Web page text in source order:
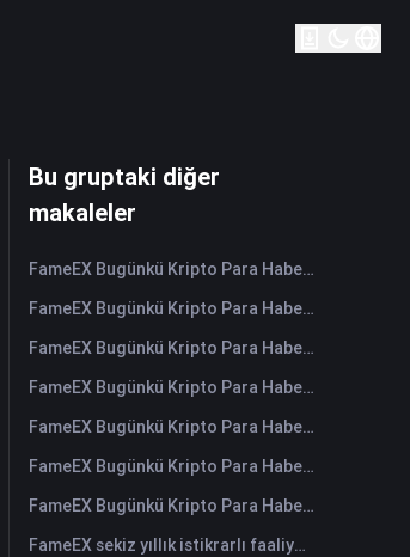
Bu gruptaki diğer
makaleler
FameEX Bugünkü Kripto Para Haberleri Özeti | 6 Ağustos 2026
FameEX Bugünkü Kripto Para Haberleri Özeti | 5 Ağustos 2026
FameEX Bugünkü Kripto Para Haberleri Özeti | 4 Ağustos 2026
FameEX Bugünkü Kripto Para Haberleri Özeti | 3 Ağustos 2026
FameEX Bugünkü Kripto Para Haberleri Özeti | 31 Temmuz 2026
FameEX Bugünkü Kripto Para Haberleri Özeti | 30 Temmuz 2026
FameEX Bugünkü Kripto Para Haberleri Özeti | 29 Temmuz 2026
FameEX sekiz yıllık istikrarlı faaliyetleri ve küresel büyümesiyle kullanıcı güvenini güçlendiriyor